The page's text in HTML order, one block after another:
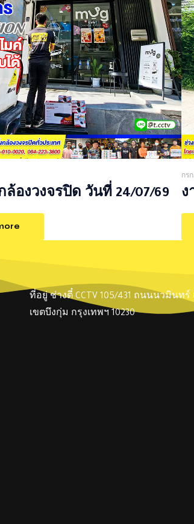
องวงจรปิด วันที่ 24/07/69
กร
ง
ที่อยู่ ช่างตี๋ CCTV 105/431 ถนนนวมินท
เขตบึงกุ่ม กรุงเทพฯ 10230